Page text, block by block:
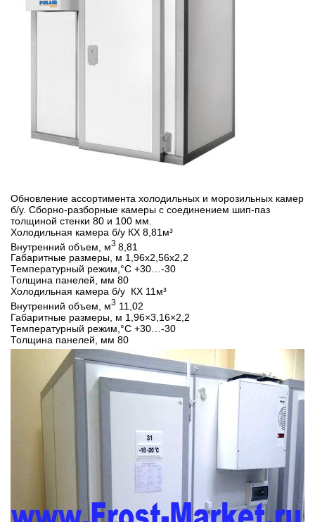
Обновление ассортимента холодильных и морозильных камер
б/у. Сборно-разборные камеры с соединением шип-паз
толщиной стенки 80 и 100 мм.
Холодильная камера б/у КХ 8,81м³
Внутренний объем, м3 8,81
Габаритные размеры, м 1,96х2,56х2,2
Температурный режим,°С +30…-30
Толщина панелей, мм 80
Холодильная камера б/у КХ 11м³
Внутренний объем, м3 11,02
Габаритные размеры, м 1,96×3,16×2,2
Температурный режим,°С +30…-30
Толщина панелей, мм 80